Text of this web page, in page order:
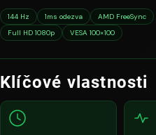
144 Hz 1ms odezva
AMD FreeSync
Full HD 1080p
VESA 100×100
Klíčové vlastnosti